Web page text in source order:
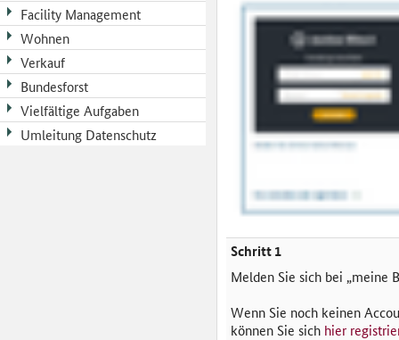
Facility Management
Wohnen
Verkauf
Bundesforst
Vielfältige Aufgaben
Umleitung Datenschutz
Schritt 1
Melden Sie sich bei „meine
Wenn Sie noch keinen
können Sie sich hier